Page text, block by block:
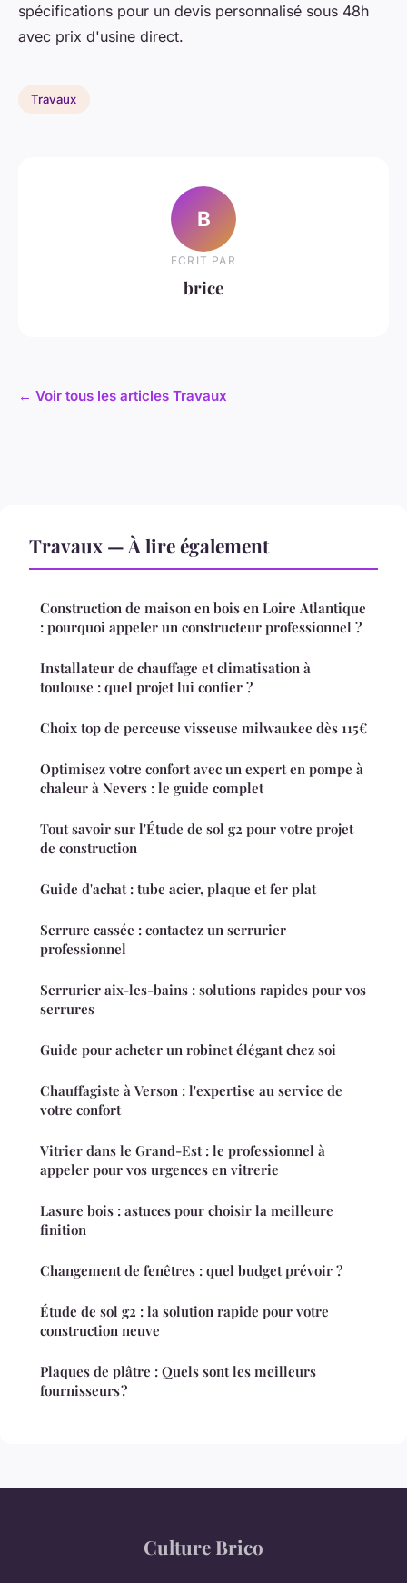
spécifications pour un devis personnalisé sous 48h
avec prix d'usine direct.
Travaux
B
ECRIT PAR
brice
← Voir tous les articles Travaux
Travaux — À lire également
Construction de maison en bois en Loire Atlantique
: pourquoi appeler un constructeur professionnel ?
Installateur de chauffage et climatisation à
toulouse : quel projet lui confier ?
Choix top de perceuse visseuse milwaukee dès 115€
Optimisez votre confort avec un expert en pompe à
chaleur à Nevers : le guide complet
Tout savoir sur l'Étude de sol g2 pour votre projet
de construction
Guide d'achat : tube acier, plaque et fer plat
Serrure cassée : contactez un serrurier
professionnel
Serrurier aix-les-bains : solutions rapides pour vos
serrures
Guide pour acheter un robinet élégant chez soi
Chauffagiste à Verson : l'expertise au service de
votre confort
Vitrier dans le Grand-Est : le professionnel à
appeler pour vos urgences en vitrerie
Lasure bois : astuces pour choisir la meilleure
finition
Changement de fenêtres : quel budget prévoir ?
Étude de sol g2 : la solution rapide pour votre
construction neuve
Plaques de plâtre : Quels sont les meilleurs
fournisseurs ?
Culture Brico